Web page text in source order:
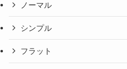
ノーマル
シンプル
フラット